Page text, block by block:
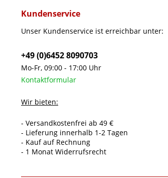
Kundenservice
Unser Kundenservice ist erreichbar unter:
+49 (0)6452 8090703
Mo-Fr, 09:00 - 17:00 Uhr
Kontaktformular
Wir bieten:
- Versandkostenfrei ab 49 €
- Lieferung innerhalb 1-2 Tagen
- Kauf auf Rechnung
- 1 Monat Widerrufsrecht